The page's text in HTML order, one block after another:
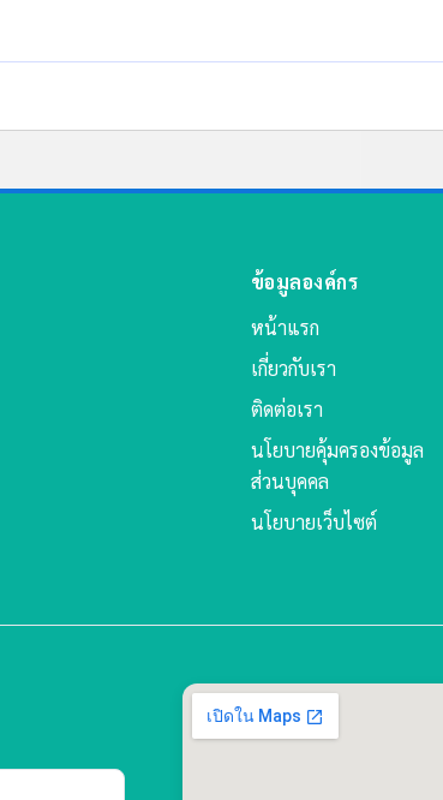
ข้อมูลองค์กร
หน้าแรก
เกี่ยวกับเรา
ติดต่อเรา
นโยบายคุ้มครองข้อมูล
ส่วนบุคคล
นโยบายเว็บไซต์